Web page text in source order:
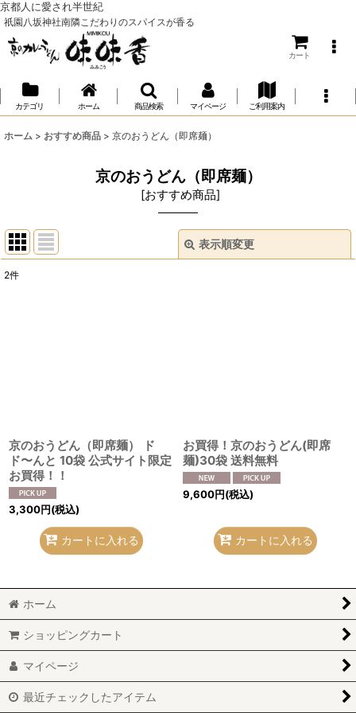
京都人に愛され半世紀
祇園八坂神社南隣こだわりのスパイスが香る
カート
カテゴリ ホーム 商品検索 マイページ ご利用案内
ホーム > おすすめ商品 > 京のおうどん（即席麺）
京のおうどん（即席麺）
[おすすめ商品]
表示順変更
2件
京のおうどん（即席麺） ド
ド〜んと 10袋 公式サイト限定
お買得！！
3,300円(税込)
カートに入れる
お買得！京のおうどん(即席
麺)30袋 送料無料
9,600円(税込)
カートに入れる
ホーム
ショッピングカート
マイページ
最近チェックしたアイテム